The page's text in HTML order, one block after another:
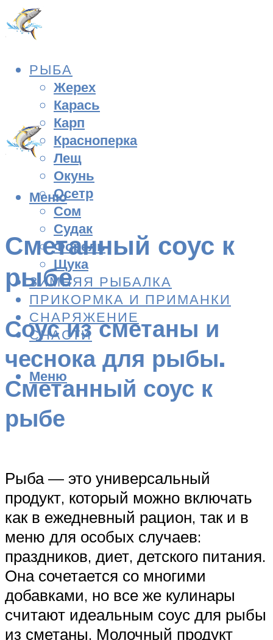
РЫБА
Жерех
Карась
Карп
Красноперка
Лещ
Окунь
Осетр
Сом
Судак
Форель
Щука
ЗИМНЯЯ РЫБАЛКА
ПРИКОРМКА И ПРИМАНКИ
СНАРЯЖЕНИЕ
СНАСТИ
Меню
Меню
Сметанный соус к
рыбе
Соус из сметаны и
чеснока для рыбы.
Сметанный соус к
рыбе
Рыба — это универсальный
продукт, который можно включать
как в ежедневный рацион, так и в
меню для особых случаев:
праздников, диет, детского питания.
Она сочетается со многими
добавками, но все же кулинары
считают идеальным соус для рыбы
из сметаны. Молочный продукт